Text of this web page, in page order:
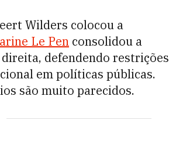
Wilders colocou a
Le Pen consolidou a
defendendo restrições
em políticas públicas.
são muito parecidos.